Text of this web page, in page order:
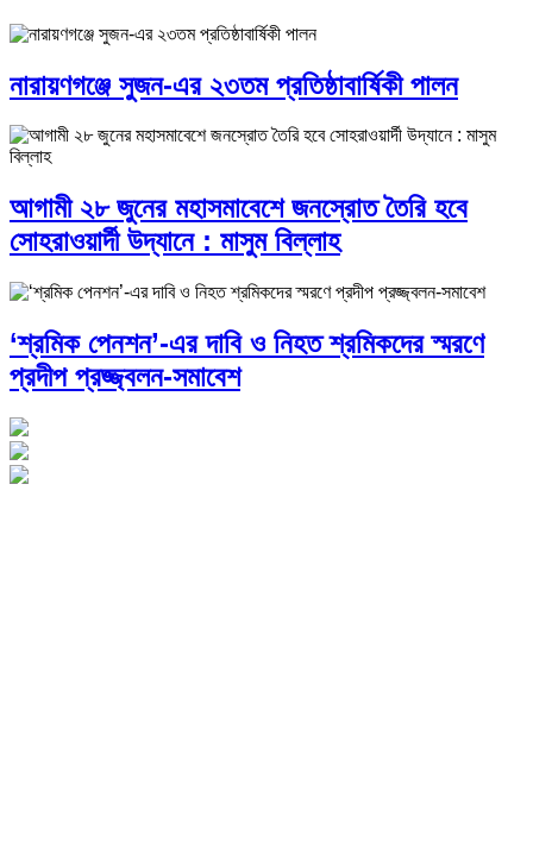
নারায়ণগঞ্জে সুজন-এর ২৩তম প্রতিষ্ঠাবার্ষিকী পালন
আগামী ২৮ জুনের মহাসমাবেশে জনস্রোত তৈরি হবে
সোহরাওয়ার্দী উদ্যানে : মাসুম বিল্লাহ
‘শ্রমিক পেনশন’-এর দাবি ও নিহত শ্রমিকদের স্মরণে
প্রদীপ প্রজ্জ্বলন-সমাবেশ